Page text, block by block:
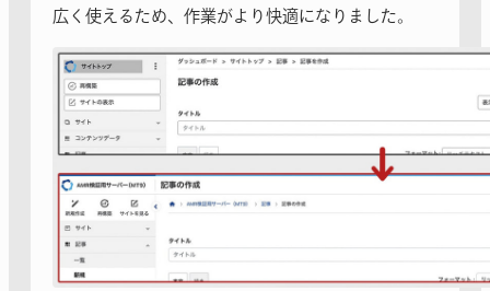
広く使えるため、作業がより快適になりました。